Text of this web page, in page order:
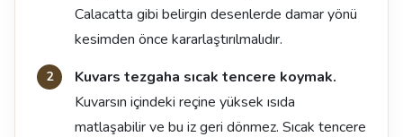
Calacatta gibi belirgin desenlerde damar yönü
kesimden önce kararlaştırılmalıdır.
Kuvars tezgaha sıcak tencere koymak.
Kuvarsın içindeki reçine yüksek ısıda
matlaşabilir ve bu iz geri dönmez. Sıcak tencere